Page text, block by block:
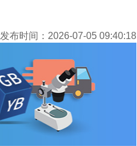
发布时间：2026-07-05 09:40:18